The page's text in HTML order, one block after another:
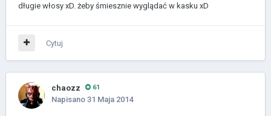
długie włosy xD. żeby śmiesznie wyglądać w kasku xD
Cytuj
chaozz 61
Napisano 31 Maja 2014